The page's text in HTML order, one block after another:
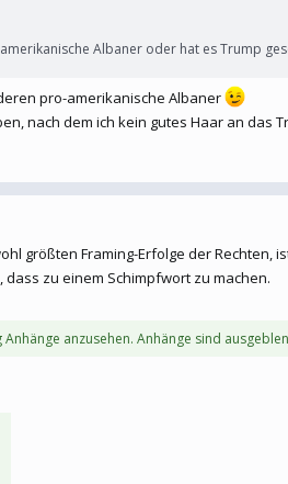
Albaner oder hat es Trump
pro-amerikanische Albaner
nach dem ich kein gutes Haar an das
größten Framing-Erfolge der Rechten,
zu einem Schimpfwort zu machen.
anzusehen. Anhänge sind